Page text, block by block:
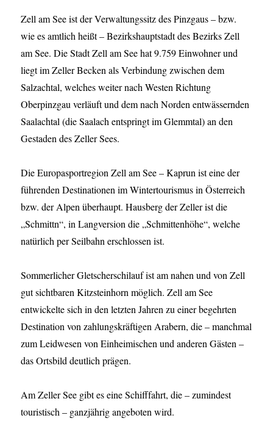
Zell am See ist der Verwaltungssitz des Pinzgaus – bzw.
wie es amtlich heißt – Bezirkshauptstadt des Bezirks Zell
am See. Die Stadt Zell am See hat 9.759 Einwohner und
liegt im Zeller Becken als Verbindung zwischen dem
Salzachtal, welches weiter nach Westen Richtung
Oberpinzgau verläuft und dem nach Norden entwässernden
Saalachtal (die Saalach entspringt im Glemmtal) an den
Gestaden des Zeller Sees.
Die Europasportregion Zell am See – Kaprun ist eine der
führenden Destinationen im Wintertourismus in Österreich
bzw. der Alpen überhaupt. Hausberg der Zeller ist die
„Schmittn“, in Langversion die „Schmittenhöhe“, welche
natürlich per Seilbahn erschlossen ist.
Sommerlicher Gletscherschilauf ist am nahen und von Zell
gut sichtbaren Kitzsteinhorn möglich. Zell am See
entwickelte sich in den letzten Jahren zu einer begehrten
Destination von zahlungskräftigen Arabern, die – manchmal
zum Leidwesen von Einheimischen und anderen Gästen –
das Ortsbild deutlich prägen.
Am Zeller See gibt es eine Schifffahrt, die – zumindest
touristisch – ganzjährig angeboten wird.